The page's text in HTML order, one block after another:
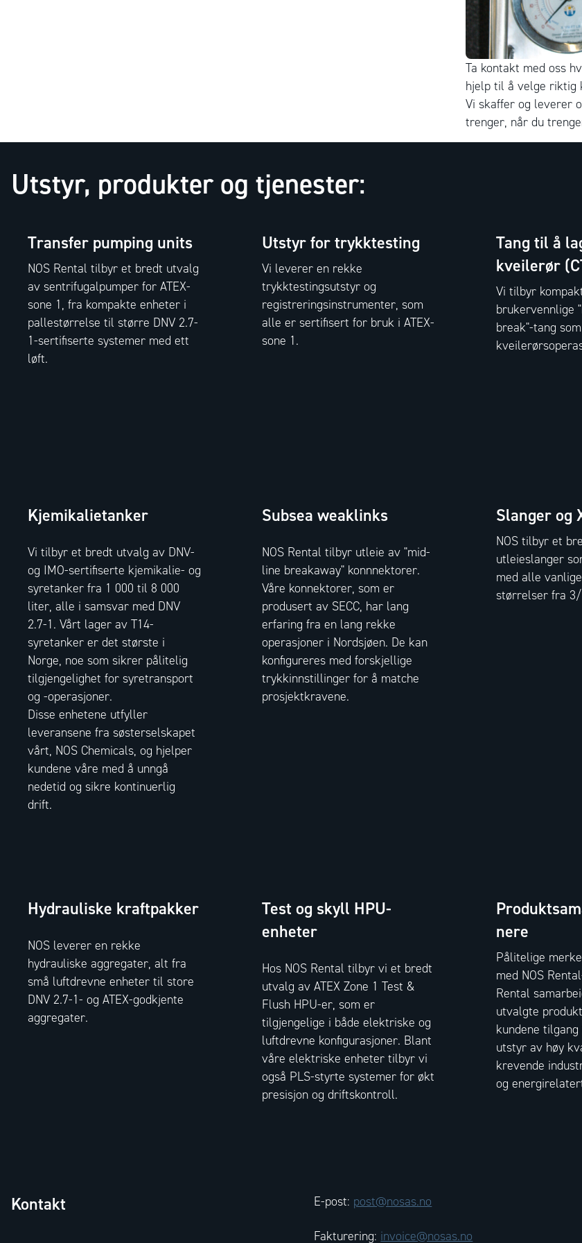
Ta kontakt med oss
hjelp til å velge riktig
Vi skaffer og leverer
trenger, når du
Utstyr, produkter og tjenester:
Transfer pumping units
NOS Rental tilbyr et bredt utvalg
av sentrifugalpumper for ATEX-
sone 1, fra kompakte enheter i
pallestørrelse til større DNV 2.7-
1-sertifiserte systemer med ett
løft.
Utstyr for trykktesting
Vi leverer en rekke
trykktestingsutstyr og
registreringsinstrumenter, som
alle er sertifisert for bruk i ATEX-
sone 1.
Tang til å
kveilerør
Vi tilbyr
brukervennlige
break"-tang
Kjemikalietanker
Vi tilbyr et bredt utvalg av DNV-
og IMO-sertifiserte kjemikalie- og
syretanker fra 1 000 til 8 000
liter, alle i samsvar med DNV
2.7-1. Vårt lager av T14-
syretanker er det største i
Norge, noe som sikrer pålitelig
tilgjengelighet for syretransport
og -operasjoner.
Disse enhetene utfyller
leveransene fra søsterselskapet
vårt, NOS Chemicals, og hjelper
kundene våre med å unngå
nedetid og sikre kontinuerlig
drift.
Subsea weaklinks
NOS Rental tilbyr utleie av "mid-
line breakaway" konnnektorer.
Våre konnektorer, som er
produsert av SECC, har lang
erfaring fra en lang rekke
operasjoner i Nordsjøen. De kan
konfigureres med forskjellige
trykkinnstillinger for å matche
prosjektkravene.
Slanger og
NOS tilbyr et
utleieslanger
med alle
størrelser fra 3/
Hydrauliske kraftpakker
NOS leverer en rekke
hydrauliske aggregater, alt fra
små luftdrevne enheter til store
DNV 2.7-1- og ATEX-godkjente
aggregater.
Test og skyll HPU-
enheter
Hos NOS Rental tilbyr vi et bredt
utvalg av ATEX Zone 1 Test &
Flush HPU-er, som er
tilgjengelige i både elektriske og
luftdrevne konfigurasjoner. Blant
våre elektriske enheter tilbyr vi
også PLS-styrte systemer for økt
presisjon og driftskontroll.
nere
Pålitelige
med NOS
Rental
utvalgte
kundene
utstyr av høy
krevende
og
Kontakt E-post: post@nosas.no
Fakturering: invoice@nosas.no